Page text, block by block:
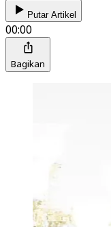
Putar Artikel
00:00
Bagikan